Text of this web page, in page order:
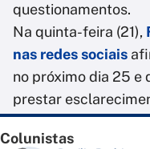
questionamentos.
Na quinta-feira (21),
nas redes sociais
no próximo dia 25 e
prestar
Colunistas